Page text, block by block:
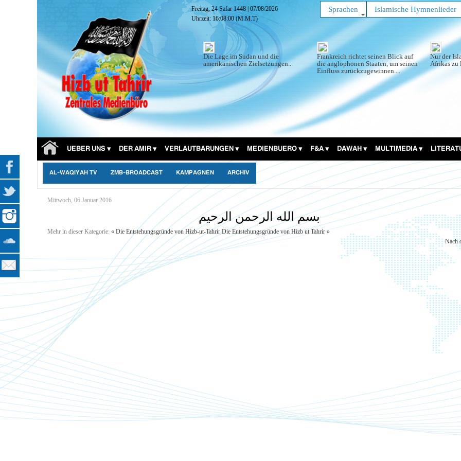
Freitag, 24 Safar 1448 07/08/2026
Uhrzeit: 16:08:02(M.M.T)
Sprachen Islamische Hymnenlieder
Die Lage im Sudan und die
amerikanischen Zielsetzungen...
Frankreich richtet seinen Blick auf
die anglophonen Staaten, um seinen
Einfluss zurückzugewinnen....
Nur der
Afrikas zu
UEBER UNS DER AMIR VERLAUTBARUNGEN MEDIENBUERO F&A DAWAH MULTIMEDIA
AL-WAQIYAH TV ZMB-BROADCAST KAMPAGNEN ARCHIV
Mittwoch, 06 Januar 2016
بسم الله الرحمن الرحيم
Mehr in dieser Kategorie: « Die Entstehungsgründe von Hizb-ut-Tahrir Die Entstehungsgründe von Hizb ut Tahrir »
Nach